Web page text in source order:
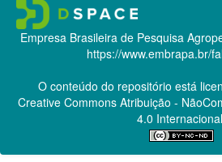
Empresa Brasileira de Pesquisa
https://www.embrapa.br/
O conteúdo do repositório está
Creative CommonsAtribuição -
4.0